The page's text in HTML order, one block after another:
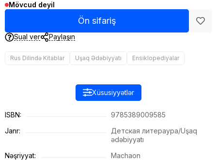
Mövcud deyil
Ön sifariş
Sual ver Paylaşın
Rus Dilində Kitablar Uşaq Ədəbiyyatı Ensiklopediyalar
Xüsusiyyətlər
ISBN:
9785389009585
Janr:
Детская литераура/Uşaq
ədəbiyyatı
Nəşriyyat:
Machaon